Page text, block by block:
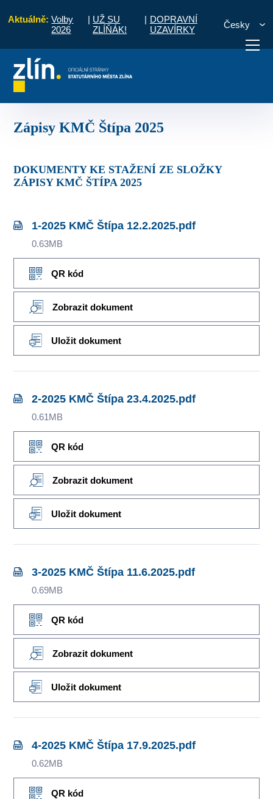
Aktuálně: Volby
2026
| UŽ SU
ZLÍŇÁK!
| DOPRAVNÍ
UZAVÍRKY
Česky
vyřídit Potřebuji zaplatit
Zápisy KMČ Štípa 2025
DOKUMENTY KE STAŽENÍ ZE SLOŽKY
ZÁPISY KMČ ŠTÍPA 2025
1-2025 KMČ Štípa 12.2.2025.pdf
0.63MB
QR kód
Zobrazit dokument
Uložit dokument
2-2025 KMČ Štípa 23.4.2025.pdf
0.61MB
QR kód
Zobrazit dokument
Uložit dokument
3-2025 KMČ Štípa 11.6.2025.pdf
0.69MB
QR kód
Zobrazit dokument
Uložit dokument
4-2025 KMČ Štípa 17.9.2025.pdf
0.62MB
QR kód